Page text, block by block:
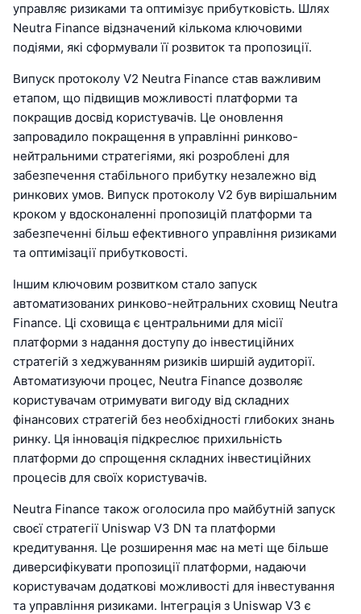
управляє ризиками та оптимізує прибутковість. Шлях
Neutra Finance відзначений кількома ключовими
подіями, які сформували її розвиток та пропозиції.
Випуск протоколу V2 Neutra Finance став важливим
етапом, що підвищив можливості платформи та
покращив досвід користувачів. Це оновлення
запровадило покращення в управлінні ринково-
нейтральними стратегіями, які розроблені для
забезпечення стабільного прибутку незалежно від
ринкових умов. Випуск протоколу V2 був вирішальним
кроком у вдосконаленні пропозицій платформи та
забезпеченні більш ефективного управління ризиками
та оптимізації прибутковості.
Іншим ключовим розвитком стало запуск
автоматизованих ринково-нейтральних сховищ Neutra
Finance. Ці сховища є центральними для місії
платформи з надання доступу до інвестиційних
стратегій з хеджуванням ризиків ширшій аудиторії.
Автоматизуючи процес, Neutra Finance дозволяє
користувачам отримувати вигоду від складних
фінансових стратегій без необхідності глибоких знань
ринку. Ця інновація підкреслює прихильність
платформи до спрощення складних інвестиційних
процесів для своїх користувачів.
Neutra Finance також оголосила про майбутній запуск
своєї стратегії Uniswap V3 DN та платформи
кредитування. Це розширення має на меті ще більше
диверсифікувати пропозиції платформи, надаючи
користувачам додаткові можливості для інвестування
та управління ризиками. Інтеграція з Uniswap V3 є